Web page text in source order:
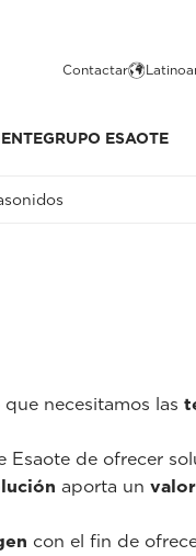
Contactar
GRUPO ESAOTE
necesitamos las
de ofrecer
aporta un
con el fin de